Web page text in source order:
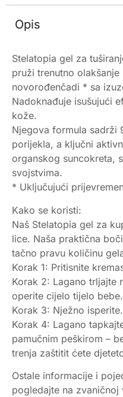
Opis
Stelatopia gel za
pruži trenutno
novorođenčadi * sa
Nadoknađuje isušujući
kože.
Njegova formula sadrži
porijekla, a ključni
organskog suncokreta,
svojstvima.
* Uključujući
Kako se koristi:
Naš Stelatopia gel za
lice. Naša praktična
tačno pravu količinu
Korak 1: Pritisnite
Korak 2: Lagano trljajte
operite cijelo tijelo bebe.
Korak 3: Nježno isperite.
Korak 4: Lagano
pamučnim peškirom –
trenja zaštitit ćete
Ostale informacije i
pogledajte na